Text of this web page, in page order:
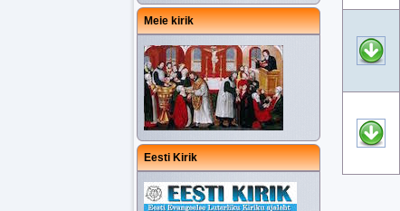
Meie kirik
Eesti Kirik